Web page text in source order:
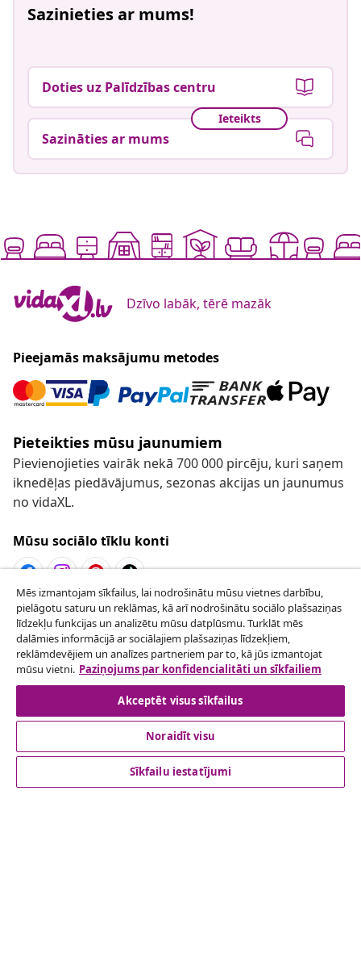
Sazinieties ar mums!
Doties uz Palīdzības centru
Ieteikts
Sazināties ar mums
Dzīvo labāk, tērē mazāk
Pieejamās maksājumu metodes
Pieteikties mūsu jaunumiem
Pievienojieties vairāk nekā 700 000 pircēju, kuri saņem
iknedēļas piedāvājumus, sezonas akcijas un jaunumus
no vidaXL.
Mūsu sociālo tīklu konti
Atteikties no līguma
Iesniegt pieprasījumu par atteikšanos no
pasūtījuma.
Atteikties no līguma
klientu apkalpoanaš
Mēs izmantojam sīkfailus, lai nodrošinātu mūsu vietnes darbību,
pielāgotu saturu un reklāmas, kā arī nodrošinātu sociālo plašsaziņas
līdzekļu funkcijas un analizētu mūsu datplūsmu. Turklāt mēs
dalāmies informācijā ar sociālajiem plašsaziņas līdzekļiem,
reklāmdevējiem un analīzes partneriem par to, kā jūs izmantojat
mūsu vietni. Paziņojums par konfidencialitāti un sīkfailiem
Akceptēt visus sīkfailus
Noraidīt visu
Sīkfailu iestatījumi